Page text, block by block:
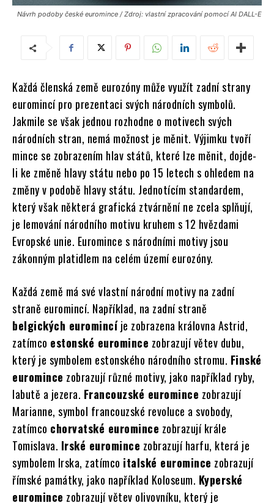
Návrh podoby české euromince / Zdroj: vlastní zpracování pomocí AI DALL-E
Každá členská země eurozóny může využít zadní strany
euromincí pro prezentaci svých národních symbolů.
Jakmile se však jednou rozhodne o motivech svých
národních stran, nemá možnost je měnit. Výjimku tvoří
mince se zobrazením hlav států, které lze měnit, dojde-
li ke změně hlavy státu nebo po 15 letech s ohledem na
změny v podobě hlavy státu. Jednotícím standardem,
který však některá grafická ztvárnění ne zcela splňují,
je lemování národního motivu kruhem s 12 hvězdami
Evropské unie. Euromince s národními motivy jsou
zákonným platidlem na celém území eurozóny.
Každá země má své vlastní národní motivy na zadní
straně euromincí. Například, na zadní straně
belgických euromincíje zobrazena královna Astrid,
zatímco estonské euromince zobrazují větev dubu,
který je symbolem estonského národního stromu. Finské
euromince zobrazují různé motivy, jako například ryby,
labutě a jezera. Francouzské euromince zobrazují
Marianne, symbol francouzské revoluce a svobody,
zatímco chorvatské euromince zobrazují krále
Tomislava. Irské euromince zobrazují harfu, která je
symbolem Irska, zatímco italské euromince zobrazují
římské památky, jako například Koloseum. Kyperské
euromince zobrazují větev olivovníku, který je